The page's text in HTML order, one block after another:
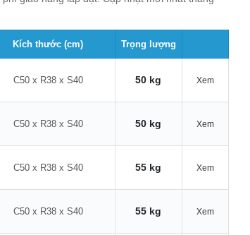
Kích thước (cm) Trọng lượng
C50 x R38 x S40 50 kg Xem
C50 x R38 x S40 50 kg Xem
C50 x R38 x S40 55 kg Xem
C50 x R38 x S40 55 kg Xem